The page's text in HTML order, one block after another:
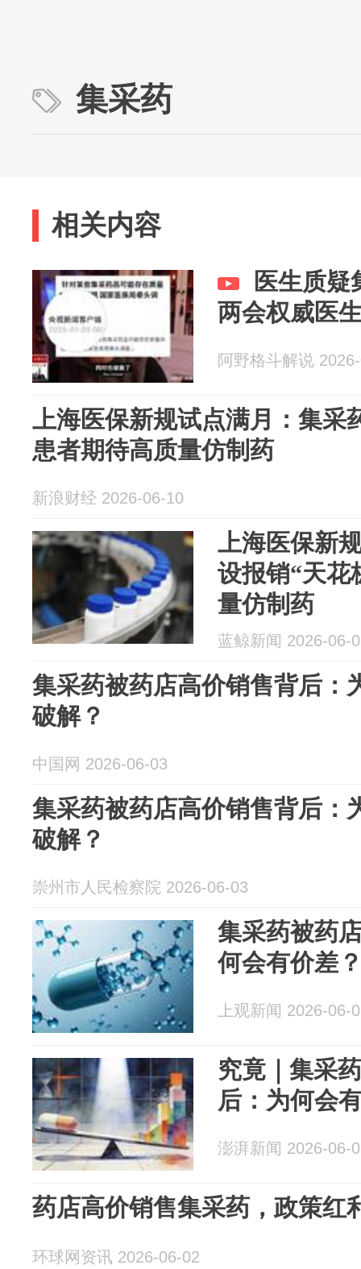
集采药
相关内容
医生质疑
两会权威医
阿野格斗解说
上海医保新规试点满月：集采
患者期待高质量仿制药
新浪财经 2026-06-10
上海医保新
设报销“天花
量仿制药
蓝鲸新闻 2026-06-
集采药被药店高价销售背后：
破解？
中国网 2026-06-03
集采药被药店高价销售背后：
破解？
崇州市人民检察院 2026-06-03
集采药被药
何会有价差
上观新闻 2026-06-
究竟｜集采
后：为何会
澎湃新闻 2026-06-
药店高价销售集采药，政策红
环球网资讯 2026-06-02